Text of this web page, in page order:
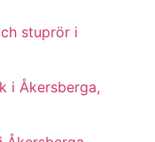
stuprör i
i Åkersberga,